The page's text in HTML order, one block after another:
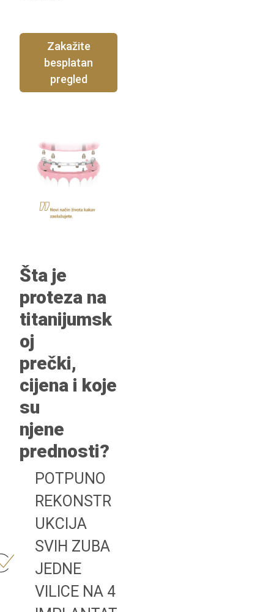
Zakažite
besplatan
pregled
Šta je
proteza na
titanijumsk
oj
prečki,
cijena i koje
su
njene
prednosti?
POTPUNO
REKONSTR
UKCIJA
SVIH ZUBA
JEDNE
VILICE NA 4